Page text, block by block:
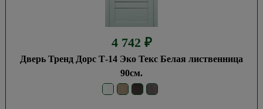
4 742 ₽
Дверь Тренд Дорс Т-14 Эко Текс Белая лиственница
90см.